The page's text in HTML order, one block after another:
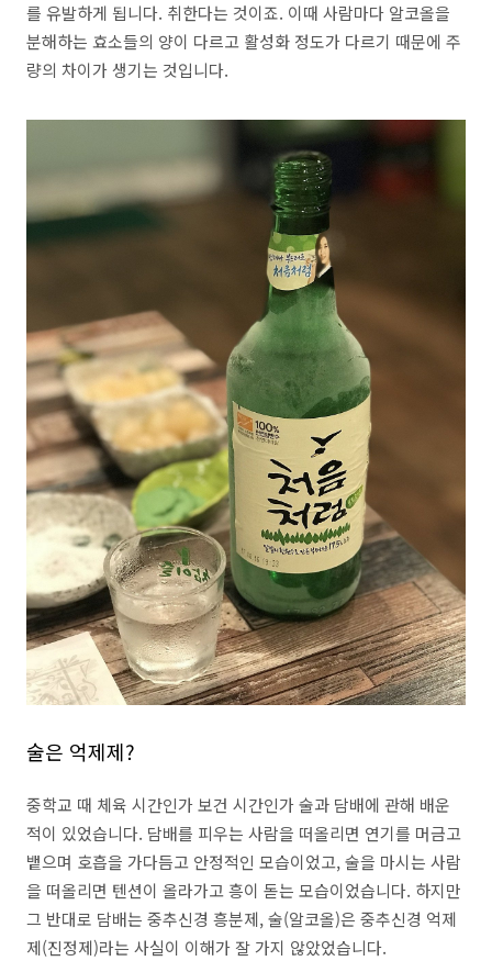
를 유발하게 됩니다. 취한다는 것이죠. 이때 사람마다 알코올을
분해하는 효소들의 양이 다르고 활성화 정도가 다르기 때문에 주
량의 차이가 생기는 것입니다.
술은 억제제?
중학교 때 체육 시간인가 보건 시간인가 술과 담배에 관해 배운
적이 있었습니다. 담배를 피우는 사람을 떠올리면 연기를 머금고
뱉으며 호흡을 가다듬고 안정적인 모습이었고, 술을 마시는 사람
을 떠올리면 텐션이 올라가고 흥이 돋는 모습이었습니다. 하지만
그 반대로 담배는 중추신경 흥분제, 술(알코올)은 중추신경 억제
제(진정제)라는 사실이 이해가 잘 가지 않았었습니다.